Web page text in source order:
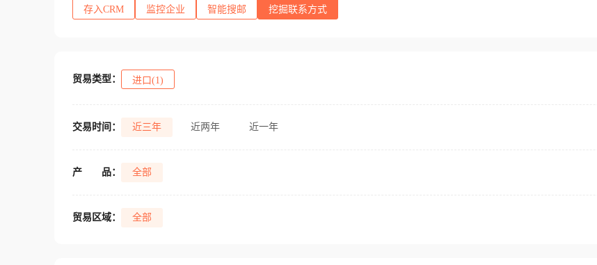
存入CRM 监控企业 智能搜邮 挖掘联系方式
贸易类型： 进口(1)
交易时间： 近三年 近两年 近一年
产 品： 全部
贸易区域： 全部